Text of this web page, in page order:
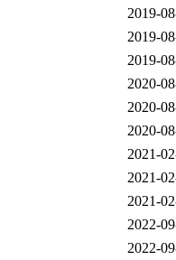
2019-
2019-
2019-
2020-
2020-
2020-
2021-
2021-
2021-
2022-
2022-